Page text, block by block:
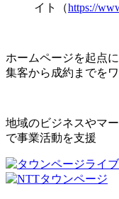
イト（https://
ホームページを起点に
集客から成約までを
地域のビジネスやマ
で事業活動を支援